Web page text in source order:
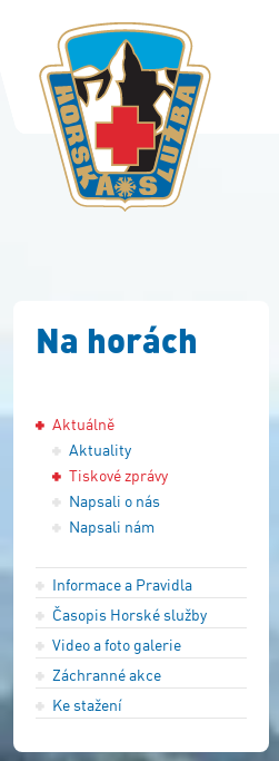
Na horách
Aktuálně
Aktuality
Tiskové zprávy
Napsali o nás
Napsali nám
Informace a Pravidla
Časopis Horské služby
Video a foto galerie
Záchranné akce
Ke stažení